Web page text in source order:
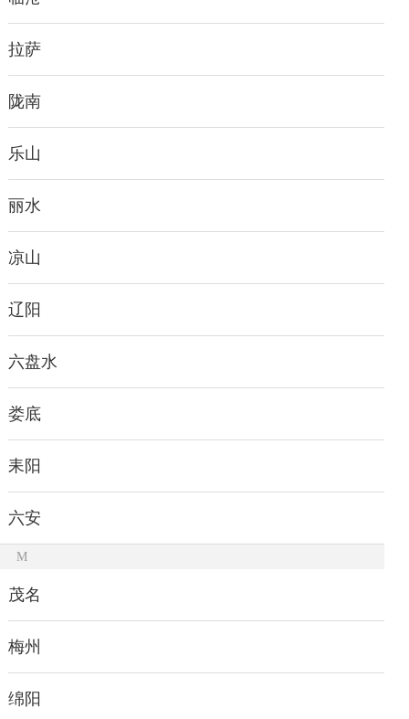
拉萨
陇南
乐山
丽水
凉山
辽阳
六盘水
娄底
耒阳
六安
M
茂名
梅州
绵阳